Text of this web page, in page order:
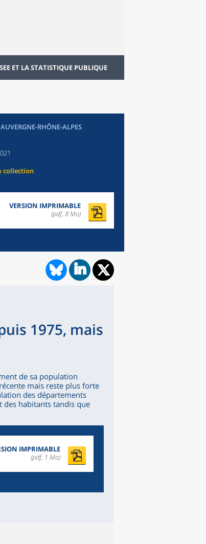
ET LA STATISTIQUE PUBLIQUE
RHÔNE-ALPES
collection
VERSION IMPRIMABLE
(pdf, 8 Mo)
1975, mais
de sa population
mais reste plus forte
des départements
des habitants tandis que
IMPRIMABLE
(pdf, 1 Mo)